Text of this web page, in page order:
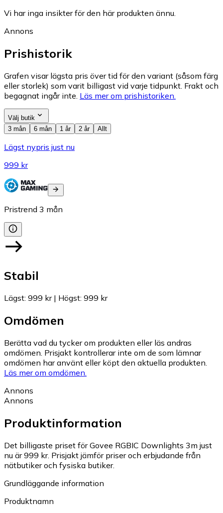
Vi har inga insikter för den här produkten ännu.
Annons
Prishistorik
Grafen visar lägsta pris över tid för den variant (såsom färg
eller storlek) som varit billigast vid varje tidpunkt. Frakt och
begagnat ingår inte. Läs mer om prishistoriken.
Välj butik
3 mån
6 mån 1 år 2 år Allt
Lägst nypris just nu
999 kr
Pristrend 3 mån
Stabil
Lägst: 999 kr| Högst: 999 kr
Omdömen
Berätta vad du tycker om produkten eller läs andras
omdömen. Prisjakt kontrollerar inte om de som lämnar
omdömen har använt eller köpt den aktuella produkten.
Läs mer om omdömen.
Annons
Annons
Produktinformation
Det billigaste priset för Govee RGBIC Downlights 3m just
nu är 999 kr. Prisjakt jämför priser och erbjudande från
nätbutiker och fysiska butiker.
Grundläggande information
Produktnamn